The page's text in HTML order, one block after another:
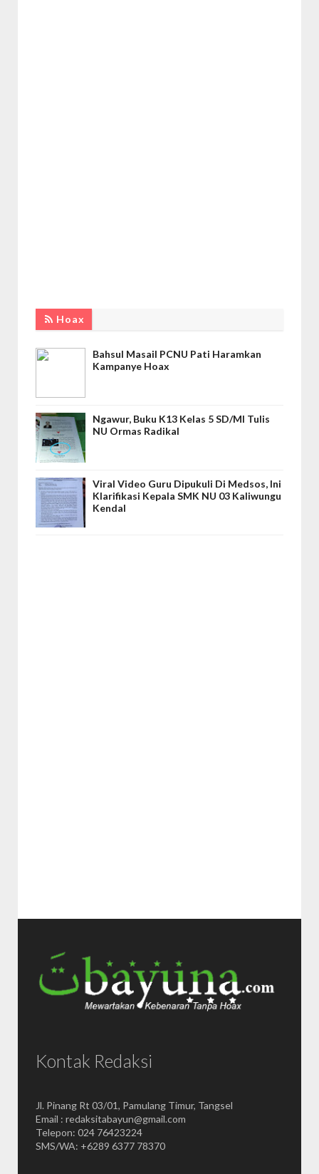
Hoax
Bahsul Masail PCNU Pati Haramkan
Kampanye Hoax
Ngawur, Buku K13 Kelas 5 SD/MI Tulis
NU Ormas Radikal
Viral Video Guru Dipukuli Di Medsos, Ini
Klarifikasi Kepala SMK NU 03 Kaliwungu
Kendal
Kontak Redaksi
Jl. Pinang Rt 03/01, Pamulang Timur, Tangsel
Email : redaksitabayun@gmail.com
Telepon: 024 76423224
SMS/WA: +6289 6377 78370